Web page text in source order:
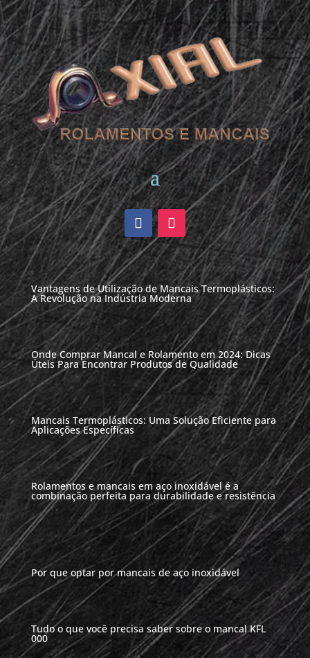
Vantagens de Utilização de Mancais Termoplásticos:
A Revolução na Indústria Moderna
Onde Comprar Mancal e Rolamento em 2024: Dicas
Úteis Para Encontrar Produtos de Qualidade
Mancais Termoplásticos: Uma Solução Eficiente para
Aplicações Específicas
Rolamentos e mancais em aço inoxidável é a
combinação perfeita para durabilidade e resistência
Por que optar por mancais de aço inoxidável
Tudo o que você precisa saber sobre o mancal KFL
000